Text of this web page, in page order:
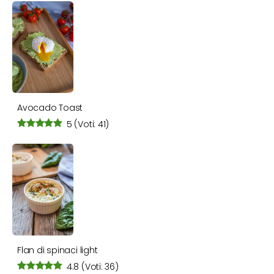
Avocado Toast
5 (Voti: 41)
Flan di spinaci light
4.8 (Voti: 36)